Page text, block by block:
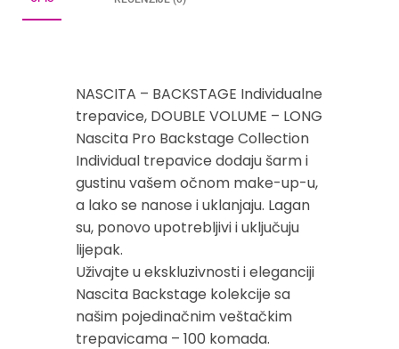
NASCITA – BACKSTAGE Individualne
trepavice, DOUBLE VOLUME – LONG
Nascita Pro Backstage Collection
Individual trepavice dodaju šarm i
gustinu vašem očnom make-up-u,
a lako se nanose i uklanjaju. Lagan
su, ponovo upotrebljivi i uključuju
lijepak.
Uživajte u ekskluzivnosti i eleganciji
Nascita Backstage kolekcije sa
našim pojedinačnim veštačkim
trepavicama – 100 komada.